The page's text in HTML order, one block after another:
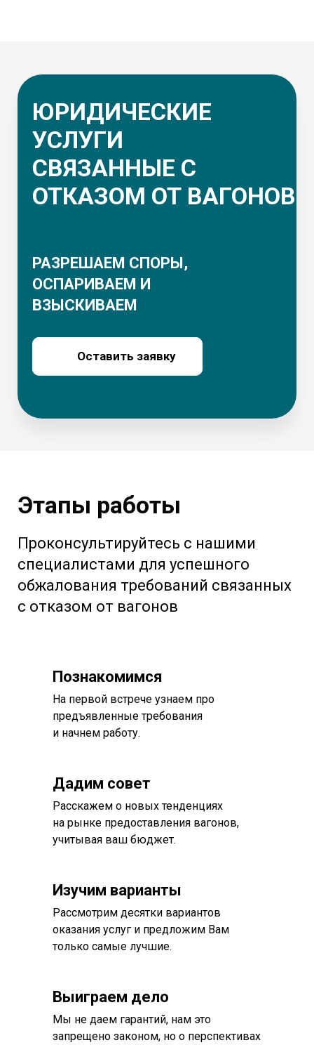
ЮРИДИЧЕСКИЕ
УСЛУГИ
СВЯЗАННЫЕ С
ОТКАЗОМ ОТ ВАГОНОВ
РАЗРЕШАЕМ СПОРЫ,
ОСПАРИВАЕМ И
ВЗЫСКИВАЕМ
Оставить заявку
Этапы работы
Проконсультируйтесь с нашими
специалистами для успешного
обжалования требований связанных
с отказом от вагонов
Познакомимся
На первой встрече узнаем про
предъявленные требования
и начнем работу.
Дадим совет
Расскажем о новых тенденциях
на рынке предоставления вагонов,
учитывая ваш бюджет.
Изучим варианты
Рассмотрим десятки вариантов
оказания услуг и предложим Вам
только самые лучшие.
Выиграем дело
Мы не даем гарантий, нам это
запрещено законом, но о перспективах